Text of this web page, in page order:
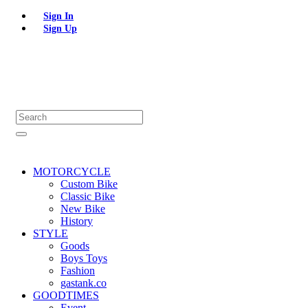
Sign In
Sign Up
MOTORCYCLE
Custom Bike
Classic Bike
New Bike
History
STYLE
Goods
Boys Toys
Fashion
gastank.co
GOODTIMES